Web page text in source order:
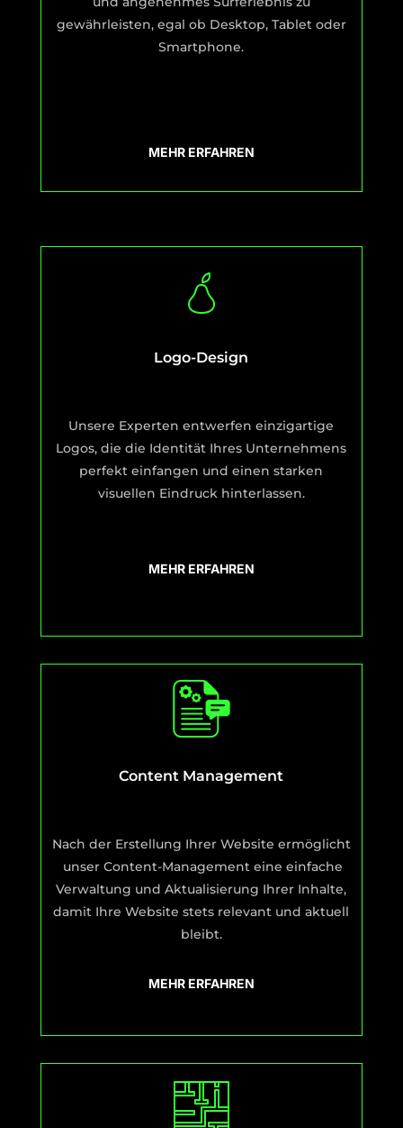
gewährleisten, egal ob Desktop, Tablet oder
Smartphone.
MEHR ERFAHREN
Logo-Design
Unsere Experten entwerfen einzigartige
Logos, die die Identität Ihres Unternehmens
perfekt einfangen und einen starken
visuellen Eindruck hinterlassen.
MEHR ERFAHREN
Content Management
Nach der Erstellung Ihrer Website ermöglicht
unser Content-Management eine einfache
Verwaltung und Aktualisierung Ihrer Inhalte,
damit Ihre Website stets relevant und aktuell
bleibt.
MEHR ERFAHREN